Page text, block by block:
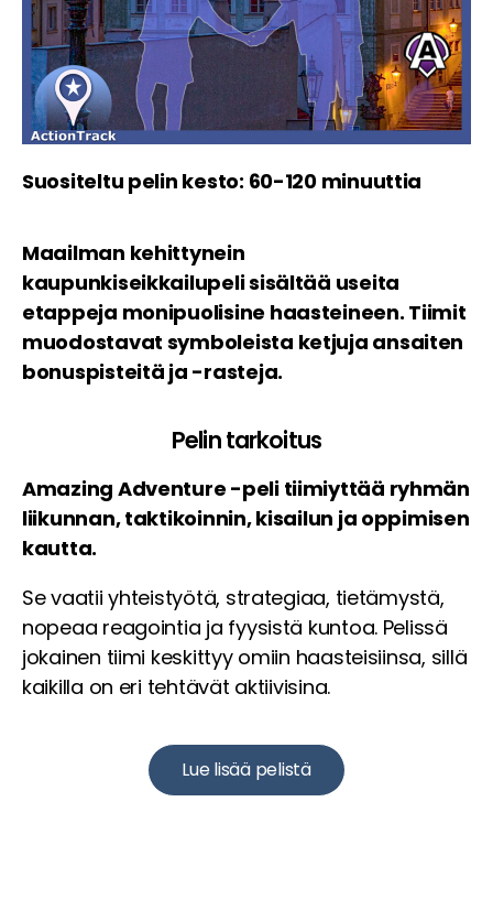
Suositeltu pelin kesto: 60-120 minuuttia
Maailman kehittynein
kaupunkiseikkailupeli sisältää useita
etappeja monipuolisine haasteineen. Tiimit
muodostavat symboleista ketjuja ansaiten
bonuspisteitä ja -rasteja.
Pelin tarkoitus
Amazing Adventure -peli tiimiyttää ryhmän
liikunnan, taktikoinnin, kisailun ja oppimisen
kautta.
Se vaatii yhteistyötä, strategiaa, tietämystä,
nopeaa reagointia ja fyysistä kuntoa. Pelissä
jokainen tiimi keskittyy omiin haasteisiinsa, sillä
kaikilla on eri tehtävät aktiivisina.
Lue lisää pelistä